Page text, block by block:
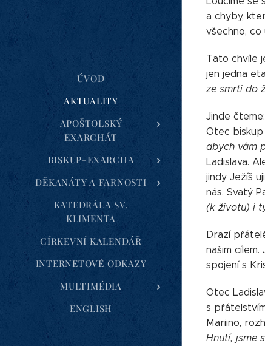
ÚVOD
AKTUALITY
APOŠTOLSKÝ
EXARCHÁT
BISKUP-EXARCHA
DĚKANÁTY A FARNOSTI
KATEDRÁLA SV.
KLIMENTA
CÍRKEVNÍ KALENDÁŘ
INTERNETOVÉ ODKAZY
MULTIMÉDIA
ENGLISH
a chyby,
všechno,
Tato chvíle
jen jedna
ze smrti do
Jinde čteme:
Otec biskup
abych vám
Ladislava.
jindy Ježíš
nás. Svatý
(k životu) i
Drazí
našim
spojení s
Otec
s
Mariino,
Hnutí, jsme